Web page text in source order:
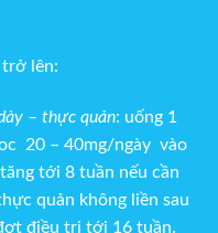
lên:
– thực quản: uống 1
20 – 40mg/ngày vào
tới 8 tuần nếu cần
quản không liền sau
điều trị tới 16 tuần.